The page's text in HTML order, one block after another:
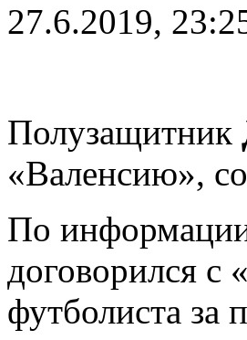
27.6.2019,
Полузащитник
«Валенсию»,
По информации
договорился с
футболиста за